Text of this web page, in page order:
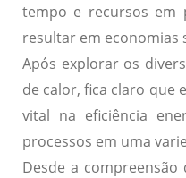
tempo e recursos em
resultar em economias
Após explorar os
de calor, fica claro que
vital na eficiência
processos em uma
Desde a